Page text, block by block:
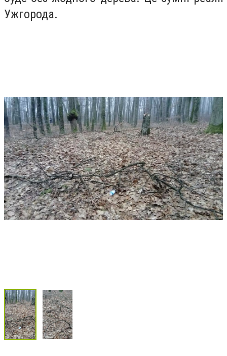
Ужгорода.